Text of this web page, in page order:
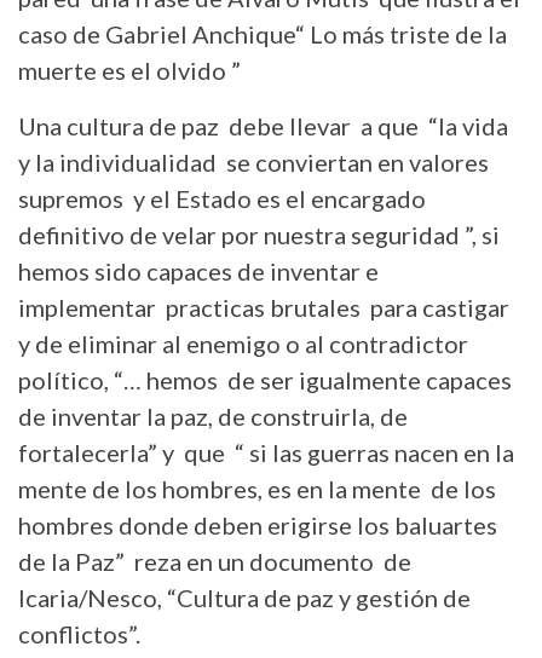
caso de Gabriel Anchique“ Lo más triste de la
muerte es el olvido ”
Una cultura de paz debe llevar a que “la vida
y la individualidad se conviertan en valores
supremos y el Estado es el encargado
definitivo de velar por nuestra seguridad ”, si
hemos sido capaces de inventar e
implementar practicas brutales para castigar
y de eliminar al enemigo o al contradictor
político, “… hemos de ser igualmente capaces
de inventar la paz, de construirla, de
fortalecerla” y que “ si las guerras nacen en la
mente de los hombres, es en la mente de los
hombres donde deben erigirse los baluartes
de la Paz” reza en un documento de
Icaria/Nesco, “Cultura de paz y gestión de
conflictos”.